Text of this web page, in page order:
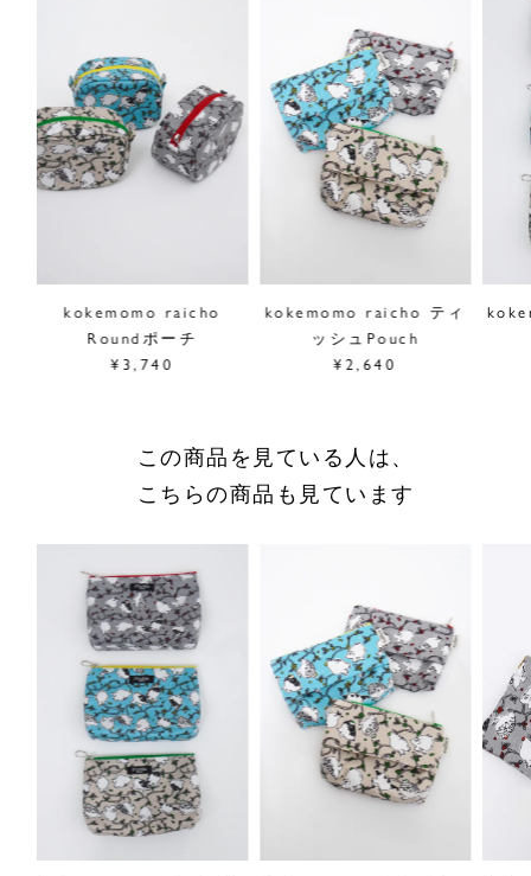
然記念物であるライチョウを絶滅から守る活動を応援してい
この商品の売り上げの一部は長野県の主催する「ライチョウ
保護スクラムプロジェクト」に寄付され、ライチョウの保護
と生息数を増やすための活動に役立てられます。
■"raicho"シリーズはこちら
※裁断により商品によって柄の出方が異なります。柄のご選
サイズ／ 幅12cm、高さ9cm
素材／綿100%、(裏地)ポリエステル100%
原産国／日本
サイズをお悩みの方へ
閉じる
kokemomo raicho
Roundポーチ
¥3,740
kokemomo raicho ティ
ッシュPouch
¥2,640
この商品を見ている人は、
こちらの商品も見ています